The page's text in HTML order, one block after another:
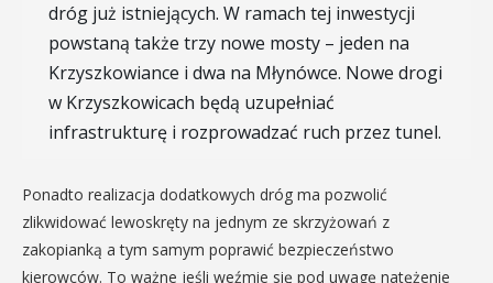
dróg już istniejących. W ramach tej inwestycji
powstaną także trzy nowe mosty – jeden na
Krzyszkowiance i dwa na Młynówce. Nowe drogi
w Krzyszkowicach będą uzupełniać
infrastrukturę i rozprowadzać ruch przez tunel.
Ponadto realizacja dodatkowych dróg ma pozwolić
zlikwidować lewoskręty na jednym ze skrzyżowań z
zakopianką a tym samym poprawić bezpieczeństwo
kierowców. To ważne jeśli weźmie się pod uwagę natężenie